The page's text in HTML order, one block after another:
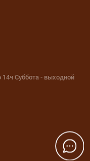
14ч Суббота - выходной